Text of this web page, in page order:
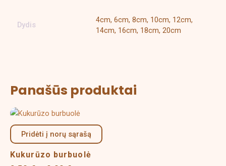
Dydis
4cm, 6cm, 8cm, 10cm, 12cm,
14cm, 16cm, 18cm, 20cm
Panašūs produktai
Pridėti į norų sąrašą
Kukurūzo burbuolė
Price
2,50 €
through
9,00 €
product
has